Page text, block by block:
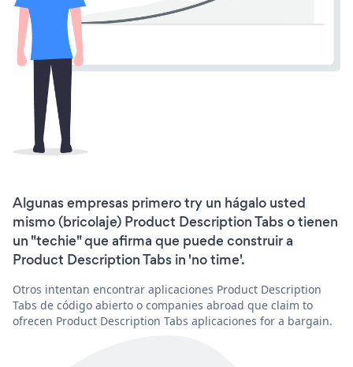
Algunas empresas primero try un hágalo usted
mismo (bricolaje) Product Description Tabs o tienen
un "techie" que afirma que puede construir a
Product Description Tabs in 'no time'.
Otros intentan encontrar aplicaciones Product Description
Tabs de código abierto o companies abroad que claim to
ofrecen Product Description Tabs aplicaciones for a bargain.